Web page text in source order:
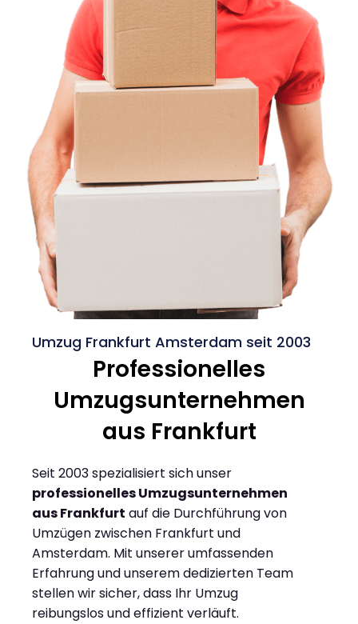
Umzug Frankfurt Amsterdam seit 2003
Professionelles
Umzugsunternehmen
aus Frankfurt
Seit 2003 spezialisiert sich unser
professionelles Umzugsunternehmen
aus Frankfurt auf die Durchführung von
Umzügen zwischen Frankfurt und
Amsterdam. Mit unserer umfassenden
Erfahrung und unserem dedizierten Team
stellen wir sicher, dass Ihr Umzug
reibungslos und effizient verläuft.